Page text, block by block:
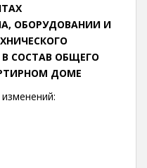
ОБОРУДОВАНИИ И
СОСТАВ ОБЩЕГО
ДОМЕ